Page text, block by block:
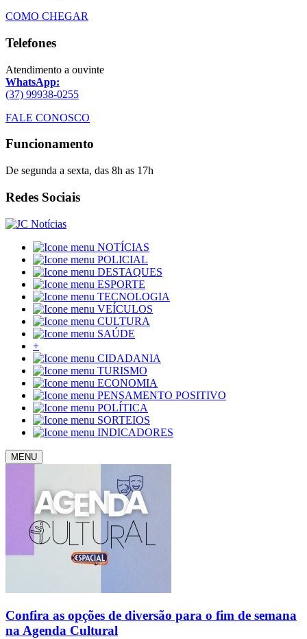
COMO CHEGAR
Telefones
Atendimento a ouvinte
WhatsApp:
(37) 99938-0255
FALE CONOSCO
Funcionamento
De segunda a sexta, das 8h as 17h
Redes Sociais
NOTÍCIAS
POLICIAL
DESTAQUES
ESPORTE
TECNOLOGIA
VEÍCULOS
CULTURA
SAÚDE
+
CIDADANIA
TURISMO
ECONOMIA
PENSAMENTO POSITIVO
POLÍTICA
SORTEIOS
INDICADORES
MENU
Confira as opções de diversão para o fim de semana
na Agenda Cultural